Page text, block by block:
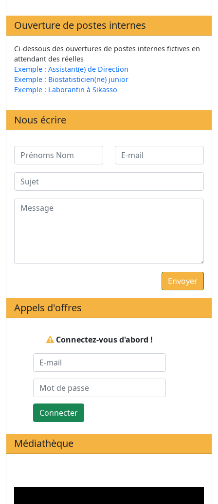
Ouverture de postes internes
Ci-dessous des ouvertures de postes internes fictives en
attendant des réelles
Exemple : Assistant(e) de Direction
Exemple : Biostatisticien(ne) junior
Exemple : Laborantin à Sikasso
Nous écrire
Appels d'offres
Connectez-vous d'abord !
Connecter
Médiathèque